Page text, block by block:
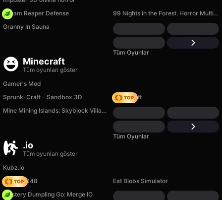
Dream Reaper Defense
99 Nights in the Forest. Horror Multiplayer
Granny In Sauna
Tüm Oyunlar
Minecraft
Tüm oyunları göster
Gamer's Mod
Sprunki Craft - Sandbox 3D
Trap Craft
Mine Mining Islands: Skyblock Village!
Tüm Oyunlar
.io
Tüm oyunları göster
Kubz.io
Snake 2048
Eat Blobs Simulator
Mystery Dumpling Go: Merge IO